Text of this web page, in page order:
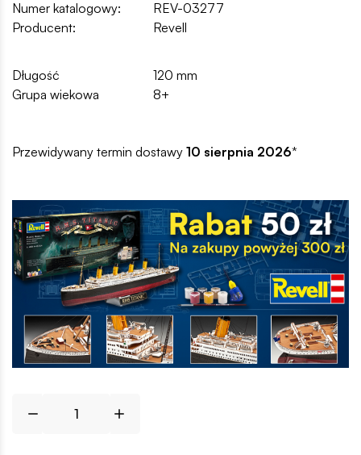
Numer katalogowy:
REV-03277
Producent:
Revell
Długość
120 mm
Grupa wiekowa
8+
Przewidywany termin dostawy 10 sierpnia 2026*